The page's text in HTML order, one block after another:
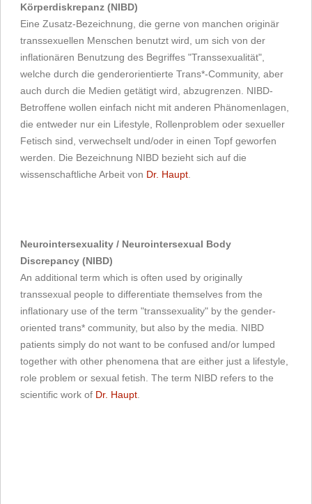
Körperdiskrepanz (NIBD)
Eine Zusatz-Bezeichnung, die gerne von manchen originär
transsexuellen Menschen benutzt wird, um sich von der
inflationären Benutzung des Begriffes "Transsexualität",
welche durch die genderorientierte Trans*-Community, aber
auch durch die Medien getätigt wird, abzugrenzen. NIBD-
Betroffene wollen einfach nicht mit anderen Phänomenlagen,
die entweder nur ein Lifestyle, Rollenproblem oder sexueller
Fetisch sind, verwechselt und/oder in einen Topf geworfen
werden. Die Bezeichnung NIBD bezieht sich auf die
wissenschaftliche Arbeit von Dr. Haupt
Neurointersexuality / Neurointersexual Body
Discrepancy (NIBD)
An additional term which is often used by originally
transsexual people to differentiate themselves from the
inflationary use of the term "transsexuality" by the gender-
oriented trans* community, but also by the media. NIBD
patients simply do not want to be confused and/or lumped
together with other phenomena that are either just a lifestyle,
role problem or sexual fetish. The term NIBD refers to the
scientific work of Dr. Haupt